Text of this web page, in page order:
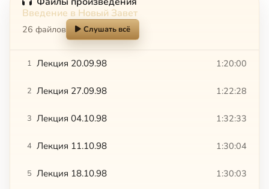
Введение в Новый Завет
26 файлов Слушать всё
1 Лекция 20.09.98 1:20:00
2 Лекция 27.09.98 1:22:28
3 Лекция 04.10.98 1:32:33
4 Лекция 11.10.98 1:30:04
5 Лекция 18.10.98 1:30:03